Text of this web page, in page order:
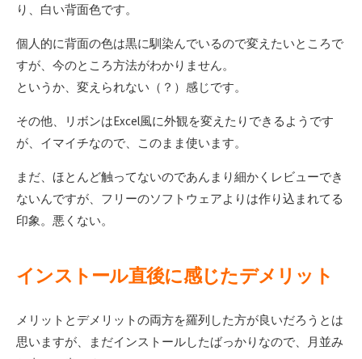
り、白い背面色です。
個人的に背面の色は黒に馴染んでいるので変えたいところで
すが、今のところ方法がわかりません。
というか、変えられない（？）感じです。
その他、リボンはExcel風に外観を変えたりできるようです
が、イマイチなので、このまま使います。
まだ、ほとんど触ってないのであんまり細かくレビューでき
ないんですが、フリーのソフトウェアよりは作り込まれてる
印象。悪くない。
インストール直後に感じたデメリット
メリットとデメリットの両方を羅列した方が良いだろうとは
思いますが、まだインストールしたばっかりなので、月並み